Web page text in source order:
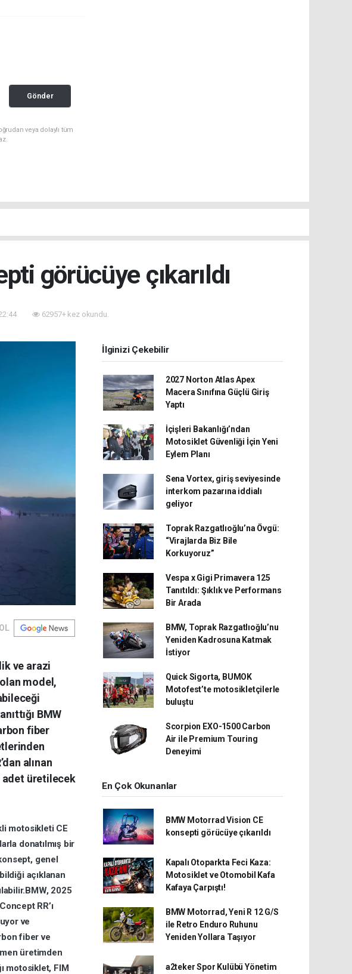
Gönder
veya dolaylı tüm
görücüye çıkarıldı
62957+ kez okundu.
ve arazi
model,
BMW
fiber
alınan
adet üretilecek
motosikleti CE
donatılmış bir
genel
açıklanan
2025
Concept RR’ı
ve
fiberve
üretimden
motosiklet, FIM
İlginizi Çekebilir
2027 Norton Atlas Apex
Macera Sınıfına Güçlü Giriş
Yaptı
İçişleri Bakanlığı’ndan
Motosiklet Güvenliği İçin Yeni
Eylem Planı
Sena Vortex, giriş seviyesinde
interkom pazarına iddialı
geliyor
Toprak Razgatlıoğlu’na Övgü:
“Virajlarda Biz Bile
Korkuyoruz”
Vespa x Gigi Primavera 125
Tanıtıldı: Şıklık ve Performans
Bir Arada
BMW, Toprak Razgatlıoğlu’nu
Yeniden Kadrosuna Katmak
İstiyor
Quick Sigorta, BUMOK
Motofest’te motosikletçilerle
buluştu
Scorpion EXO-1500 Carbon
Air ile Premium Touring
Deneyimi
En Çok Okunanlar
BMW Motorrad Vision CE
konsepti görücüye çıkarıldı
Kapalı Otoparkta Feci Kaza:
Motosiklet ve Otomobil Kafa
Kafaya Çarpıştı!
BMW Motorrad, Yeni R 12 G/S
ile Retro Enduro Ruhunu
Yeniden Yollara Taşıyor
a2teker Spor Kulübü Yönetim